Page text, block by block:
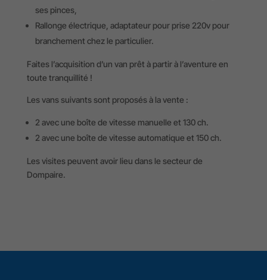
ses pinces,
Rallonge électrique, adaptateur pour prise 220v pour
branchement chez le particulier.
Faites l’acquisition d’un van prêt à partir à l’aventure en
toute tranquillité !
Les vans suivants sont proposés à la vente :
2 avec une boîte de vitesse manuelle et 130 ch.
2 avec une boîte de vitesse automatique et 150 ch.
Les visites peuvent avoir lieu dans le secteur de
Dompaire.